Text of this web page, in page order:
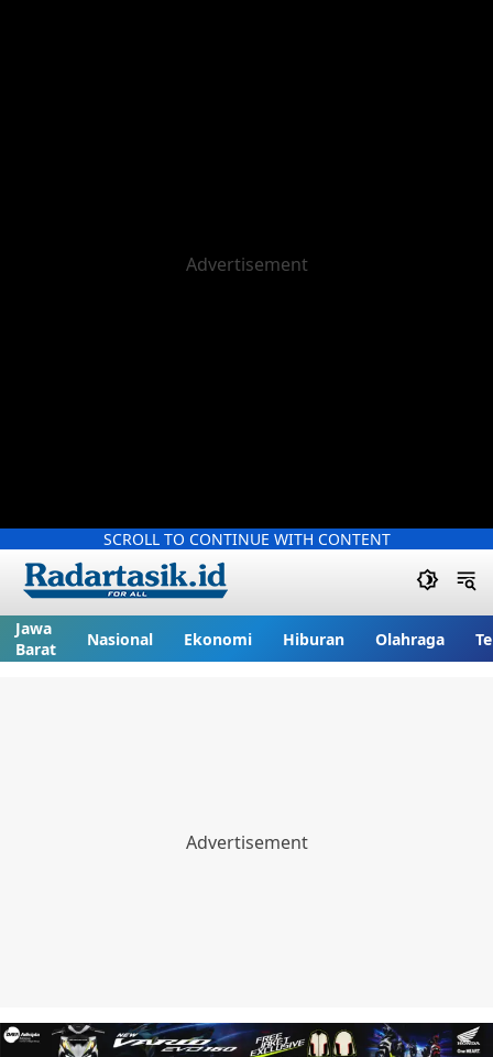
SCROLL TO CONTINUE WITH CONTENT
Jawa
Barat
Nasional Ekonomi Hiburan Olahraga